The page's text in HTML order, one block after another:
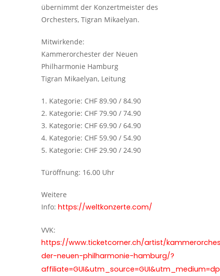
übernimmt der Konzertmeister des
Orchesters, Tigran Mikaelyan.
Mitwirkende:
Kammerorchester der Neuen
Philharmonie Hamburg
Tigran Mikaelyan, Leitung
1. Kategorie: CHF 89.90 / 84.90
2. Kategorie: CHF 79.90 / 74.90
3. Kategorie: CHF 69.90 / 64.90
4. Kategorie: CHF 59.90 / 54.90
5. Kategorie: CHF 29.90 / 24.90
Türöffnung: 16.00 Uhr
Weitere
Info: https://weltkonzerte.com/
VVK:
https://www.ticketcorner.ch/artist/
der-neuen-philharmonie-hamburg/?